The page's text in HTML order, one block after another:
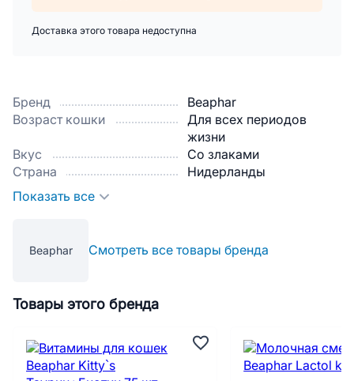
Бренд
Beaphar
Возраст кошки
Для всех периодов
жизни
Вкус
Со злаками
Страна
Нидерланды
Показать все
Beaphar Смотреть все товары бренда
Доставка этого товара недоступна
Товары этого бренда